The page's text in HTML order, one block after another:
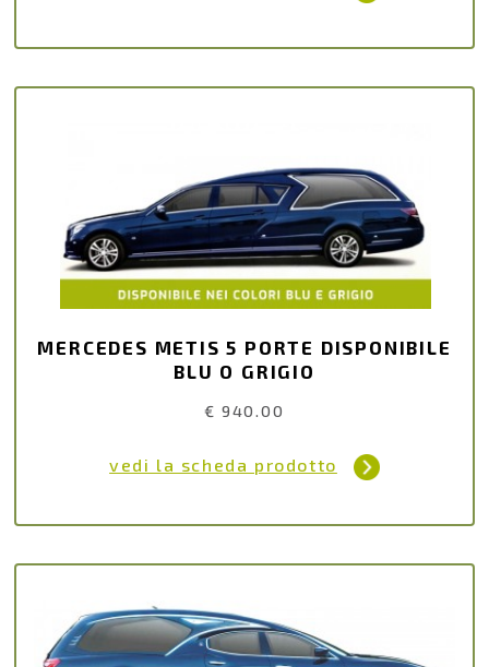
MERCEDES METIS 5 PORTE DISPONIBILE
BLU O GRIGIO
€ 940.00
vedi la scheda prodotto